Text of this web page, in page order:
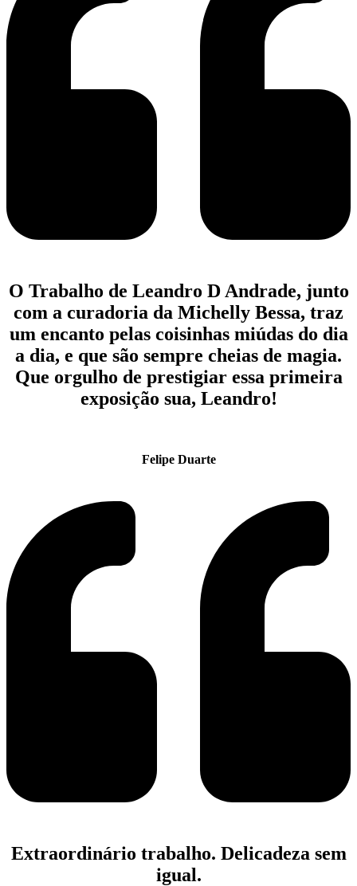
O Trabalho de Leandro D Andrade, junto
com a curadoria da Michelly Bessa, traz
um encanto pelas coisinhas miúdas do dia
a dia, e que são sempre cheias de magia.
Que orgulho de prestigiar essa primeira
exposição sua, Leandro!
Felipe Duarte
Extraordinário trabalho. Delicadeza sem
igual.